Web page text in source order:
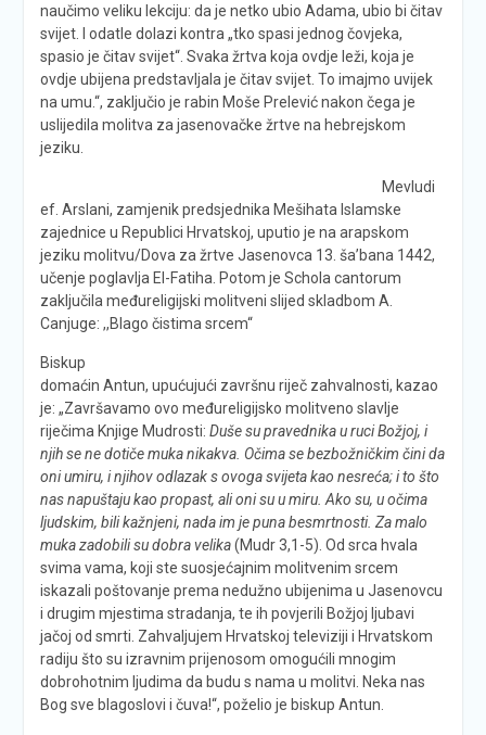
naučimo veliku lekciju: da je netko ubio Adama, ubio bi čitav
svijet. I odatle dolazi kontra „tko spasi jednog čovjeka,
spasio je čitav svijet“. Svaka žrtva koja ovdje leži, koja je
ovdje ubijena predstavljala je čitav svijet. To imajmo uvijek
na umu.“, zaključio je rabin Moše Prelević nakon čega je
uslijedila molitva za jasenovačke žrtve na hebrejskom
jeziku.
Mevludi
ef. Arslani, zamjenik predsjednika Mešihata Islamske
zajednice u Republici Hrvatskoj, uputio je na arapskom
jeziku molitvu/Dova za žrtve Jasenovca 13. ša’bana 1442,
učenje poglavlja El-Fatiha. Potom je Schola cantorum
zaključila međureligijski molitveni slijed skladbom A.
Canjuge: ,,Blago čistima srcem“
Biskup
domaćin Antun, upućujući završnu riječ zahvalnosti, kazao
je: „Završavamo ovo međureligijsko molitveno slavlje
riječima Knjige Mudrosti: Duše su pravednika u ruci Božjoj, i
njih se ne dotiče muka nikakva. Očima se bezbožničkim čini da
oni umiru, i njihov odlazak s ovoga svijeta kao nesreća; i to što
nas napuštaju kao propast, ali oni su u miru. Ako su, u očima
ljudskim, bili kažnjeni, nada im je puna besmrtnosti. Za malo
muka zadobili su dobra velika(Mudr 3,1-5). Od srca hvala
svima vama, koji ste suosjećajnim molitvenim srcem
iskazali poštovanje prema nedužno ubijenima u Jasenovcu
i drugim mjestima stradanja, te ih povjerili Božjoj ljubavi
jačoj od smrti. Zahvaljujem Hrvatskoj televiziji i Hrvatskom
radiju što su izravnim prijenosom omogućili mnogim
dobrohotnim ljudima da budu s nama u molitvi. Neka nas
Bog sve blagoslovi i čuva!“, poželio je biskup Antun.